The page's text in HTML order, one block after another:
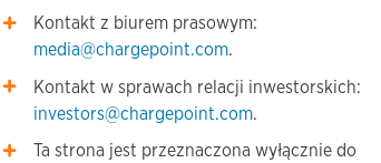
Kontakt z biurem prasowym:
media@chargepoint.com.
Kontakt w sprawach relacji inwestorskich:
investors@chargepoint.com.
Ta strona jest przeznaczona wyłącznie do